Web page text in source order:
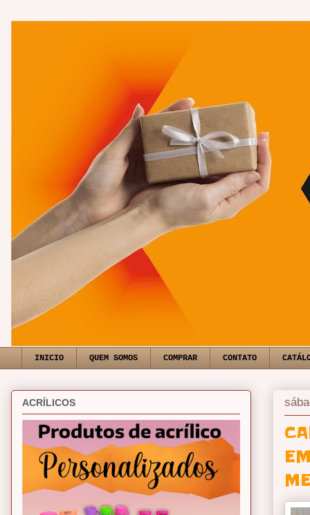
INICIO QUEM SOMOS COMPRAR CONTATO
ACRÍLICOS